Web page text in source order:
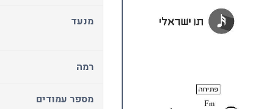
מנעד
רמה
מספר עמודים